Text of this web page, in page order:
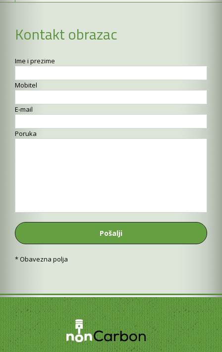
Kontakt obrazac
Ime i prezime
Mobitel
E-mail
Poruka
* Obavezna polja